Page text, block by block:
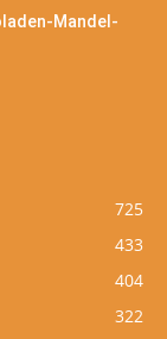
Mandel-
725
433
404
322